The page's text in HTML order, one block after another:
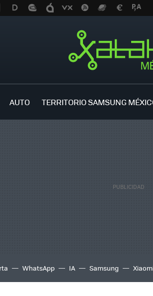
AUTO TERRITORIO SAMSUNG
WhatsApp IA Samsung